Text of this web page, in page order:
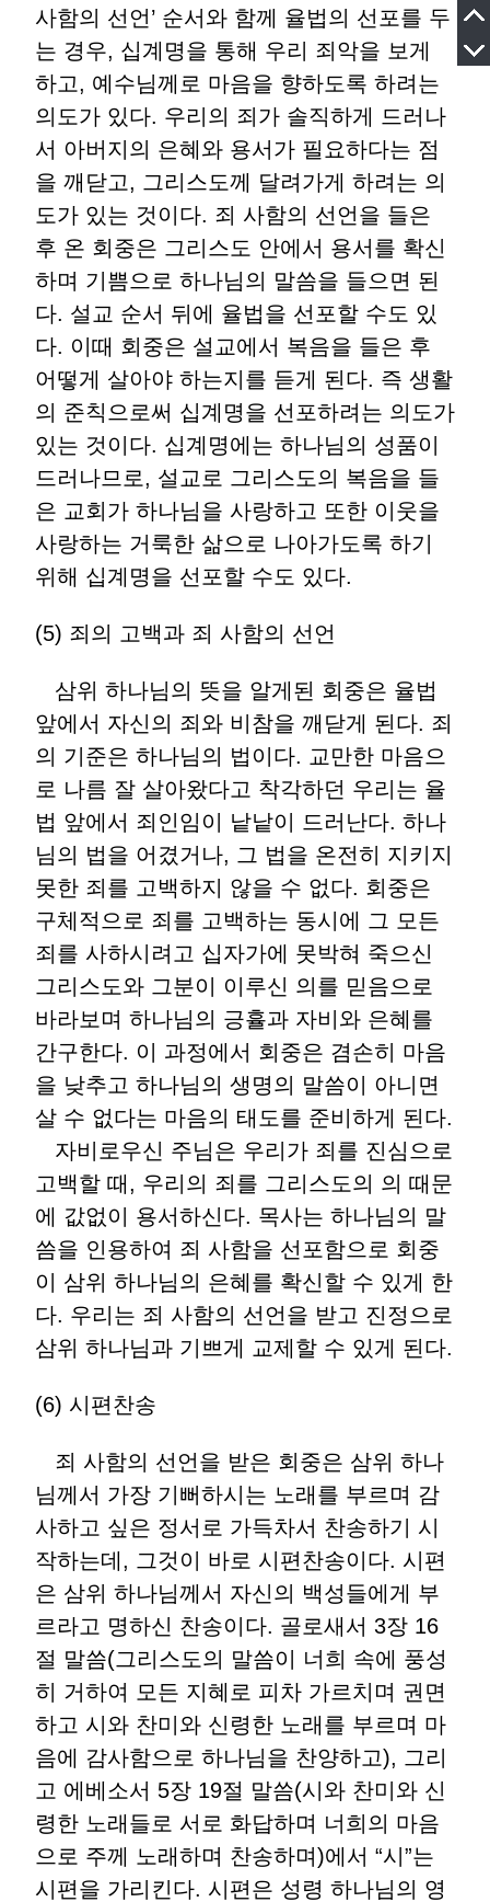
사함의 선언’ 순서와 함께 율법의 선포를 두
는 경우, 십계명을 통해 우리 죄악을 보게
하고, 예수님께로 마음을 향하도록 하려는
의도가 있다. 우리의 죄가 솔직하게 드러나
서 아버지의 은혜와 용서가 필요하다는 점
을 깨닫고, 그리스도께 달려가게 하려는 의
도가 있는 것이다. 죄 사함의 선언을 들은
후 온 회중은 그리스도 안에서 용서를 확신
하며 기쁨으로 하나님의 말씀을 들으면 된
다. 설교 순서 뒤에 율법을 선포할 수도 있
다. 이때 회중은 설교에서 복음을 들은 후
어떻게 살아야 하는지를 듣게 된다. 즉 생활
의 준칙으로써 십계명을 선포하려는 의도가
있는 것이다. 십계명에는 하나님의 성품이
드러나므로, 설교로 그리스도의 복음을 들
은 교회가 하나님을 사랑하고 또한 이웃을
사랑하는 거룩한 삶으로 나아가도록 하기
위해 십계명을 선포할 수도 있다.
(5) 죄의 고백과 죄 사함의 선언
삼위 하나님의 뜻을 알게된 회중은 율법
앞에서 자신의 죄와 비참을 깨닫게 된다. 죄
의 기준은 하나님의 법이다. 교만한 마음으
로 나름 잘 살아왔다고 착각하던 우리는 율
법 앞에서 죄인임이 낱낱이 드러난다. 하나
님의 법을 어겼거나, 그 법을 온전히 지키지
못한 죄를 고백하지 않을 수 없다. 회중은
구체적으로 죄를 고백하는 동시에 그 모든
죄를 사하시려고 십자가에 못박혀 죽으신
그리스도와 그분이 이루신 의를 믿음으로
바라보며 하나님의 긍휼과 자비와 은혜를
간구한다. 이 과정에서 회중은 겸손히 마음
을 낮추고 하나님의 생명의 말씀이 아니면
살 수 없다는 마음의 태도를 준비하게 된다.
자비로우신 주님은 우리가 죄를 진심으로
고백할 때, 우리의 죄를 그리스도의 의 때문
에 값없이 용서하신다. 목사는 하나님의 말
씀을 인용하여 죄 사함을 선포함으로 회중
이 삼위 하나님의 은혜를 확신할 수 있게 한
다. 우리는 죄 사함의 선언을 받고 진정으로
삼위 하나님과 기쁘게 교제할 수 있게 된다.
(6) 시편찬송
죄 사함의 선언을 받은 회중은 삼위 하나
님께서 가장 기뻐하시는 노래를 부르며 감
사하고 싶은 정서로 가득차서 찬송하기 시
작하는데, 그것이 바로 시편찬송이다. 시편
은 삼위 하나님께서 자신의 백성들에게 부
르라고 명하신 찬송이다. 골로새서 3장 16
절 말씀(그리스도의 말씀이 너희 속에 풍성
히 거하여 모든 지혜로 피차 가르치며 권면
하고 시와 찬미와 신령한 노래를 부르며 마
음에 감사함으로 하나님을 찬양하고), 그리
고 에베소서 5장 19절 말씀(시와 찬미와 신
령한 노래들로 서로 화답하며 너희의 마음
으로 주께 노래하며 찬송하며)에서 “시”는
시편을 가리킨다. 시편은 성령 하나님의 영